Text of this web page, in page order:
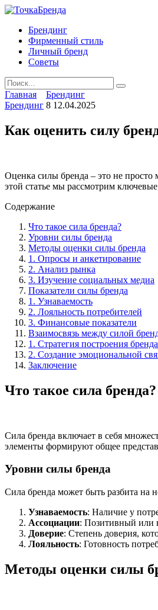
Skip
contentБрендинг
Фирменный стиль
Личный бренд
Советы
Search
for:
Главная
Брендинг
Брендинг 8 12.04.2025
Как оценить силу
Оценка силы бренда – это не просто
этой статье мы рассмотрим
Содержание
Что такое сила бренда?
Уровни силы бренда
Методы оценки силы бренда
1. Опросы и анкетирование
2. Анализ рынка
3. Изучение социальных медиа
Показатели силы бренда
1. Узнаваемость
2. Лояльность потребителей
3. Финансовые показатели
Взаимосвязь между силой
1. Стратегия построения бренда
2. Создание эмоциональной
Заключение
Что такое сила бренда?
Сила бренда включает в себя
элементы формируют общее
Уровни силы бренда
Сила бренда может быть разбита на
Узнаваемость: Наличие у
Ассоциации: Позитивный или
Доверие: Степень доверия,
Лояльность: Готовность
Методы оценки силы